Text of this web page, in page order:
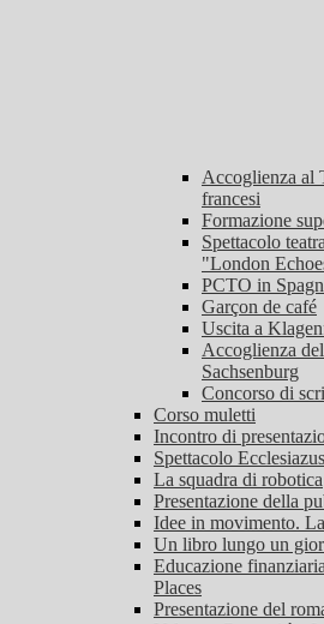
Accoglienza al
francesi
Formazione
Spettacolo
"London
PCTO in
Garçon de café
Uscita a
Accoglienza
Sachsenburg
Concorso di
Corso muletti
Incontro di
Spettacolo
La squadra di robotica
Presentazione della
Idee in movimento.
Un libro lungo un
Educazione
Places
Presentazione del